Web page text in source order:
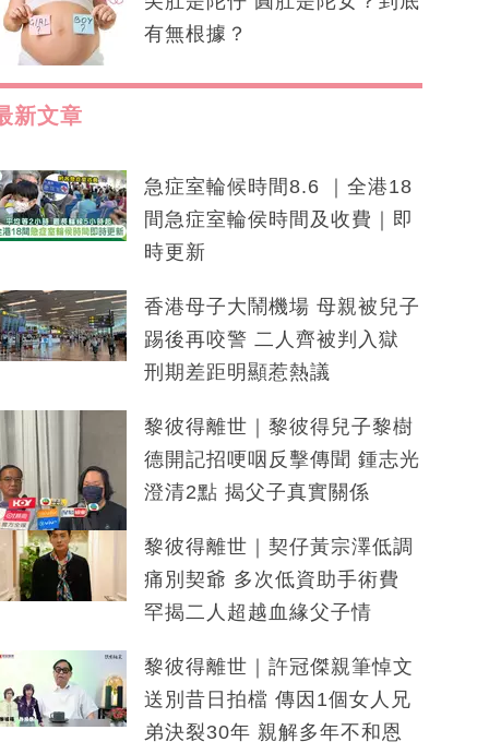
有無根據？
新文章
急症室輪候時間8.6 ｜全港18
間急症室輪侯時間及收費｜即
時更新
香港母子大鬧機場 母親被兒子
踢後再咬警 二人齊被判入獄
刑期差距明顯惹熱議
黎彼得離世｜黎彼得兒子黎樹
德開記招哽咽反擊傳聞 鍾志光
澄清2點 揭父子真實關係
黎彼得離世｜契仔黃宗澤低調
痛別契爺 多次低資助手術費
罕揭二人超越血緣父子情
黎彼得離世｜許冠傑親筆悼文
送別昔日拍檔 傳因1個女人兄
弟決裂30年 親解多年不和恩